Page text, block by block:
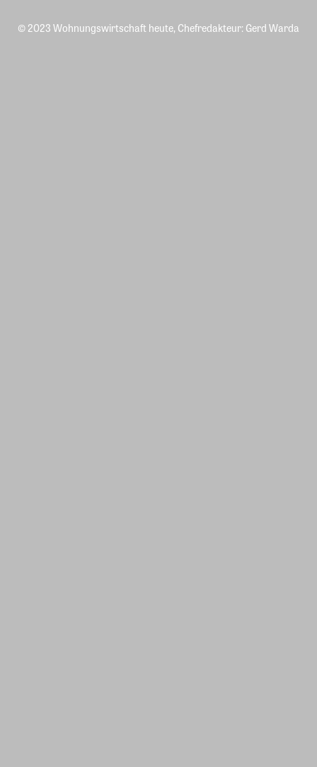
© 2023 Wohnungswirtschaft heute, Chefredakteur: Gerd Warda